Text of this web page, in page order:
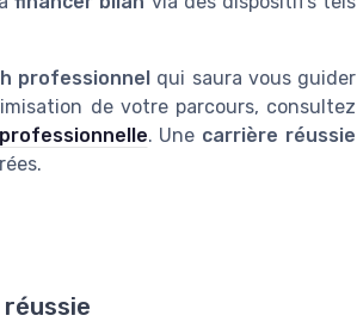
professionnel qui saura vous guider
de votre parcours, consultez
. Une carrière réussie